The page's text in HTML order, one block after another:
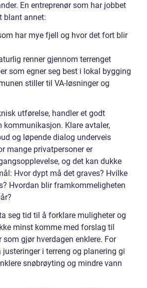
En entreprenør som har jobbet
blant annet:
har mye fjell og hvor det fort blir
renner gjennom terrenget
som egner seg best i lokal bygging
stiller til VA-løsninger og
utførelse, handler et godt
kommunikasjon. Klare avtaler,
og løpende dialog underveis
mange privatpersoner er
og det kan dukke
Hvor dypt må det graves? Hvilke
Hvordan blir framkommeligheten
seg tid til å forklare muligheter og
minst komme med forslag til
gjør hverdagen enklere. For
i terreng og planering gi
snøbrøyting og mindre vann